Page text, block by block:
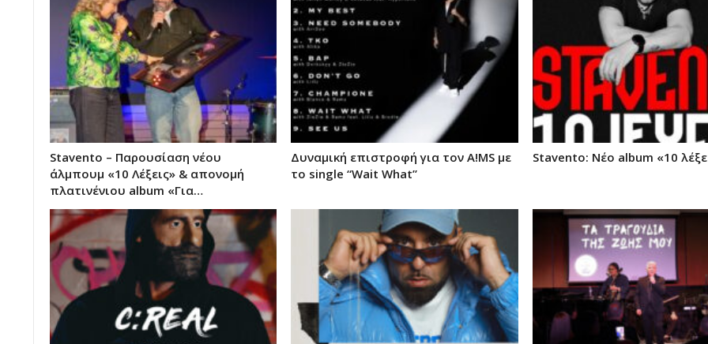
Stavento – Παρουσίαση νέου
άλμπουμ «10 Λέξεις» & απονομή
πλατινένιου album «Για…
Δυναμική επιστροφή για τον A!MS με
το single “Wait What”
Stavento: Νέο album «10